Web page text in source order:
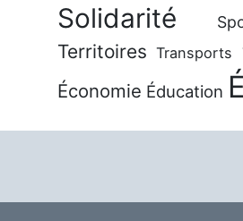
Solidarité
Territoires Transports
Économie Éducation